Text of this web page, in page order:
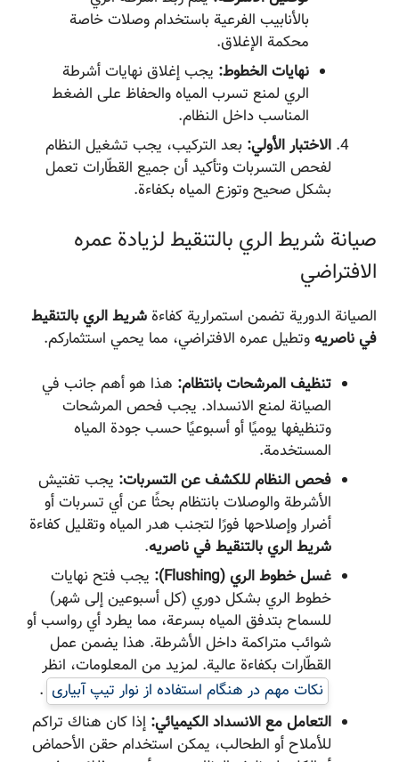
بالأنابيب الفرعية باستخدام وصلات خاصة
محكمة الإغلاق.
نهايات الخطوط: يجب إغلاق نهايات أشرطة
الري لمنع تسرب المياه والحفاظ على الضغط
المناسب داخل النظام.
الاختبار الأولي: بعد التركيب، يجب تشغيل النظام
لفحص التسربات وتأكيد أن جميع القطّارات تعمل
بشكل صحيح وتوزع المياه بكفاءة.
صيانة شريط الري بالتنقيط لزيادة عمره
الافتراضي
الصيانة الدورية تضمن استمرارية كفاءةشريط الري بالتنقيط
في ناصریهوتطيل عمره الافتراضي، مما يحمي استثماركم.
تنظيف المرشحات بانتظام: هذا هو أهم جانب في
الصيانة لمنع الانسداد. يجب فحص المرشحات
وتنظيفها يوميًا أو أسبوعيًا حسب جودة المياه
المستخدمة.
فحص النظام للكشف عن التسربات: يجب تفتيش
الأشرطة والوصلات بانتظام بحثًا عن أي تسربات أو
أضرار وإصلاحها فورًا لتجنب هدر المياه وتقليل كفاءة
شريط الري بالتنقيط في ناصریه.
غسل خطوط الري (Flushing):
يجب فتح نهايات
خطوط الري بشكل دوري (كل أسبوعين إلى شهر)
للسماح بتدفق المياه بسرعة، مما يطرد أي رواسب أو
شوائب متراكمة داخل الأشرطة. هذا يضمن عمل
القطّارات بكفاءة عالية. لمزيد من المعلومات، انظر
نکات مهم در هنگام استفاده از نوار تیپ آبیاری .
التعامل مع الانسداد الكيميائي: إذا كان هناك تراكم
للأملاح أو الطحالب، يمكن استخدام حقن الأحماض